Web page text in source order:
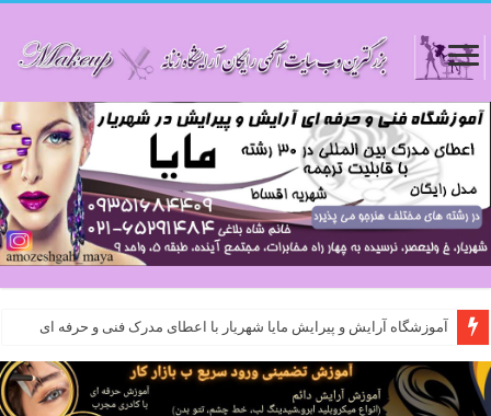
آموزشگاه آرایش و پیرایش مایا شهریار با اعطای مدرک فنی و حرفه ای